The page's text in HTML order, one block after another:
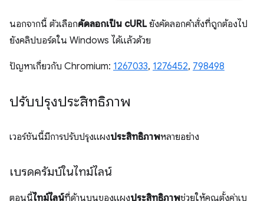
นอกจากนี้ ตัวเลือกคัดลอกเป็น cURLยังคัดลอกคำสั่งที่ถูกต้องไป
ยังคลิปบอร์ดใน Windows ได้แล้วด้วย
ปัญหาเกี่ยวกับ Chromium: 1267033, 1276452, 798498
ปรับปรุงประสิทธิภาพ
เวอร์ชันนี้มีการปรับปรุงแผงประสิทธิภาพหลายอย่าง
เบรดครัมบ์ในไทม์ไลน์
ตอนนี้ไทม์ไลน์ที่ด้านบนของแผงประสิทธิภาพช่วยให้คุณตั้งค่าเบ